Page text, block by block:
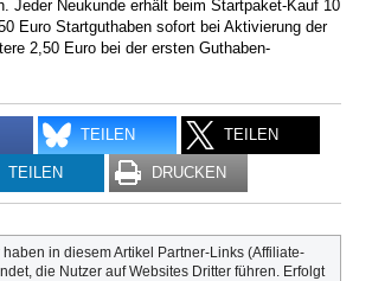
Jeder Neukunde erhält beim Startpaket-Kauf 10
Euro Startguthaben sofort bei Aktivierung der
2,50 Euro bei der ersten Guthaben-
TEILEN TEILEN
TEILEN DRUCKEN
haben in diesem Artikel Partner-Links (Affiliate-
die Nutzer auf Websites Dritter führen. Erfolgt